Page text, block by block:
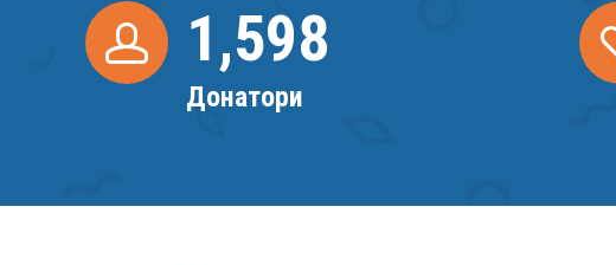
1,599
Донатори